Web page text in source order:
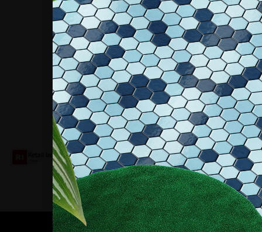
Collaboriamo con